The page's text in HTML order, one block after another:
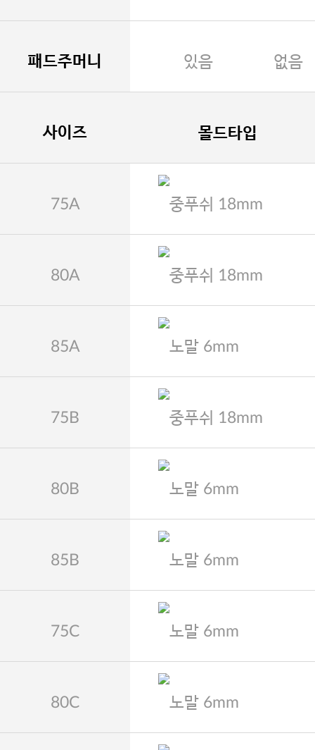
패드주머니 있음 없음
사이즈 몰드타입
75A 중푸쉬 18mm
80A 중푸쉬 18mm
85A 노말 6mm
75B 중푸쉬 18mm
80B 노말 6mm
85B 노말 6mm
75C 노말 6mm
80C 노말 6mm